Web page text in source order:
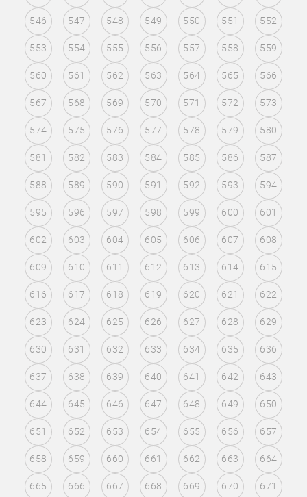
546 547 548 549 550 551 552
553 554 555 556 557 558 559
560 561 562 563 564 565 566
567 568 569 570 571 572 573
574 575 576 577 578 579 580
581 582 583 584 585 586 587
588 589 590 591 592 593 594
595 596 597 598 599 600 601
602 603 604 605 606 607 608
609 610 611 612 613 614 615
616 617 618 619 620 621 622
623 624 625 626 627 628 629
630 631 632 633 634 635 636
637 638 639 640 641 642 643
644 645 646 647 648 649 650
651 652 653 654 655 656 657
658 659 660 661 662 663 664
665 666 667 668 669 670 671